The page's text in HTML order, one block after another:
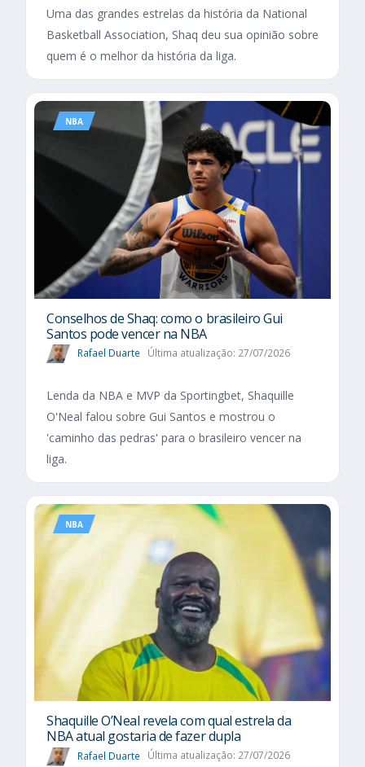
Uma das grandes estrelas da história da National
Basketball Association, Shaq deu sua opinião sobre
quem é o melhor da história da liga.
NBA
Conselhos de Shaq: como o brasileiro Gui
Santos pode vencer na NBA
Rafael Duarte Última atualização: 27/07/2026
Lenda da NBA e MVP da Sportingbet, Shaquille
O'Neal falou sobre Gui Santos e mostrou o
'caminho das pedras' para o brasileiro vencer na
liga.
NBA
Shaquille O’Neal revela com qual estrela da
NBA atual gostaria de fazer dupla
Rafael Duarte Última atualização: 27/07/2026